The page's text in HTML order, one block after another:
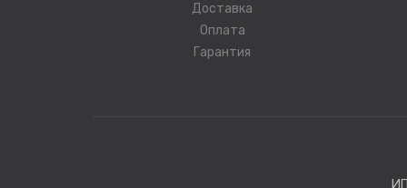
Доставка
Оплата
Гарантия